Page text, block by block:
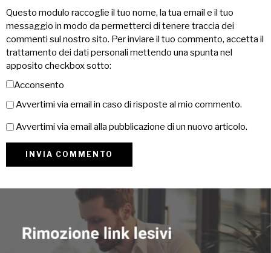
Questo modulo raccoglie il tuo nome, la tua email e il tuo
messaggio in modo da permetterci di tenere traccia dei
commenti sul nostro sito. Per inviare il tuo commento, accetta il
trattamento dei dati personali mettendo una spunta nel
apposito checkbox sotto:
Acconsento
Avvertimi via email in caso di risposte al mio commento.
Avvertimi via email alla pubblicazione di un nuovo articolo.